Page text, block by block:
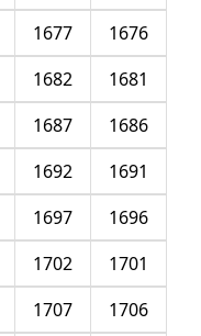
1676
1677
1681
1682
1686
1687
1691
1692
1696
1697
1701
1702
1706
1707